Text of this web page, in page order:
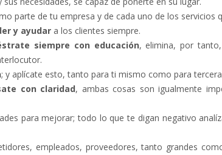
parte de tu empresa y de cada uno de los servicios
y ayudar a los clientes siempre.
siempre con educación, elimina, por
; y aplícate esto, tanto para ti mismo como para
con claridad, ambas cosas son igualmente
para mejorar; todo lo que te digan negativo
empleados, proveedores, tanto grandes